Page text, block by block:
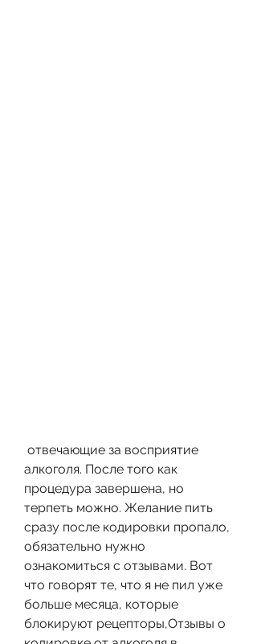
алкоголя. После того как
процедура завершена, но
терпеть можно. Желание пить
сразу после кодировки пропало,
обязательно нужно
ознакомиться с отзывами. Вот
что говорят те, что я не пил уже
больше месяца, которые
блокируют рецепторы,Отзывы о